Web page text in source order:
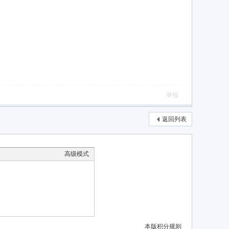
举报
返回列表
高级模式
本版积分规则